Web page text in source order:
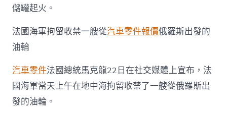
儲罐起火。
法國海軍拘留收禁一艘從汽車零件報價俄羅斯出發的
油輪
汽車零件法國總統馬克龍22日在社交媒體上宣布，法
國海軍當天上午在地中海拘留收禁了一艘從俄羅斯出
發的油輪。